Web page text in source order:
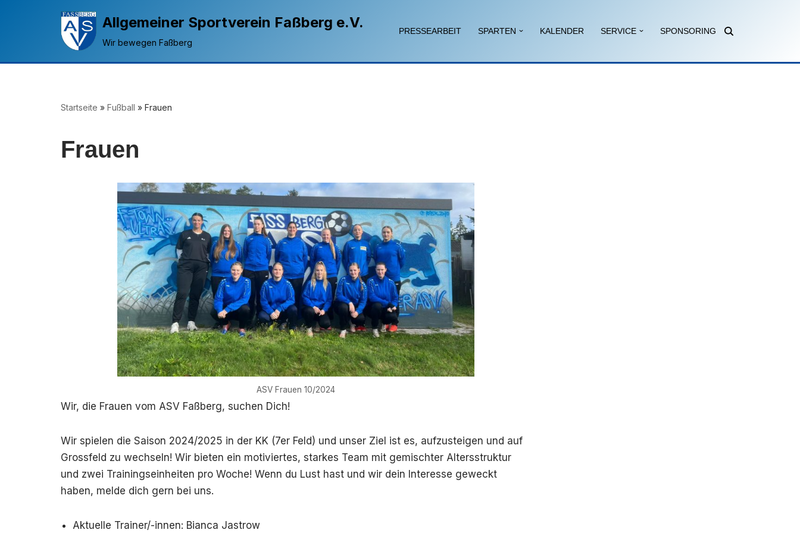
springen
Allgemeiner Sportverein Faßberg e.V.
Wir bewegen Faßberg
PRESSEARBEIT SPARTEN KALENDER SERVICE SPONSORING
Startseite » Fußball » Frauen
Frauen
ASV Frauen 10/2024
Wir, die Frauen vom ASV Faßberg, suchen Dich!
Wir spielen die Saison 2024/2025 in der KK (7er Feld) und unser Ziel ist es, aufzusteigen und auf
Grossfeld zu wechseln! Wir bieten ein motiviertes, starkes Team mit gemischter Altersstruktur
und zwei Trainingseinheiten pro Woche! Wenn du Lust hast und wir dein Interesse geweckt
haben, melde dich gern bei uns.
Aktuelle Trainer/-innen: Bianca Jastrow